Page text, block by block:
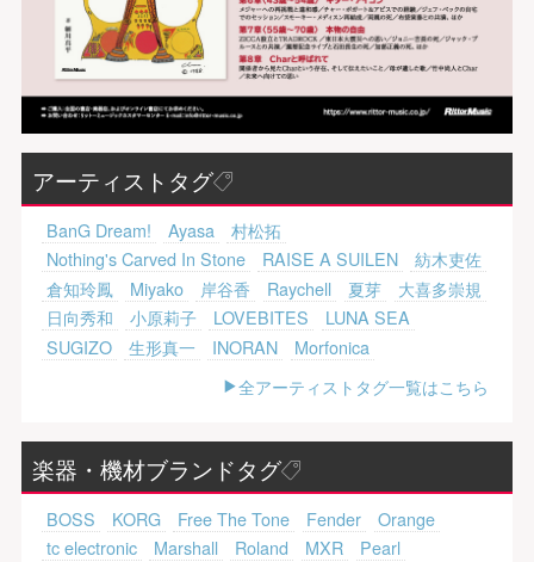
アーティストタグ
BanG Dream! Ayasa
村松拓
Nothing's Carved In Stone
RAISE A SUILEN
紡木吏佐
倉知玲鳳
Miyako 岸谷香 Raychell 夏芽
大喜多崇規
日向秀和
小原莉子 LOVEBITES
LUNA SEA
SUGIZO
生形真一 INORAN
Morfonica
全アーティストタグ一覧はこちら
楽器・機材ブランドタグ
BOSS KORG Free The Tone Fender
Orange
tc electronic
Marshall Roland MXR
Pearl